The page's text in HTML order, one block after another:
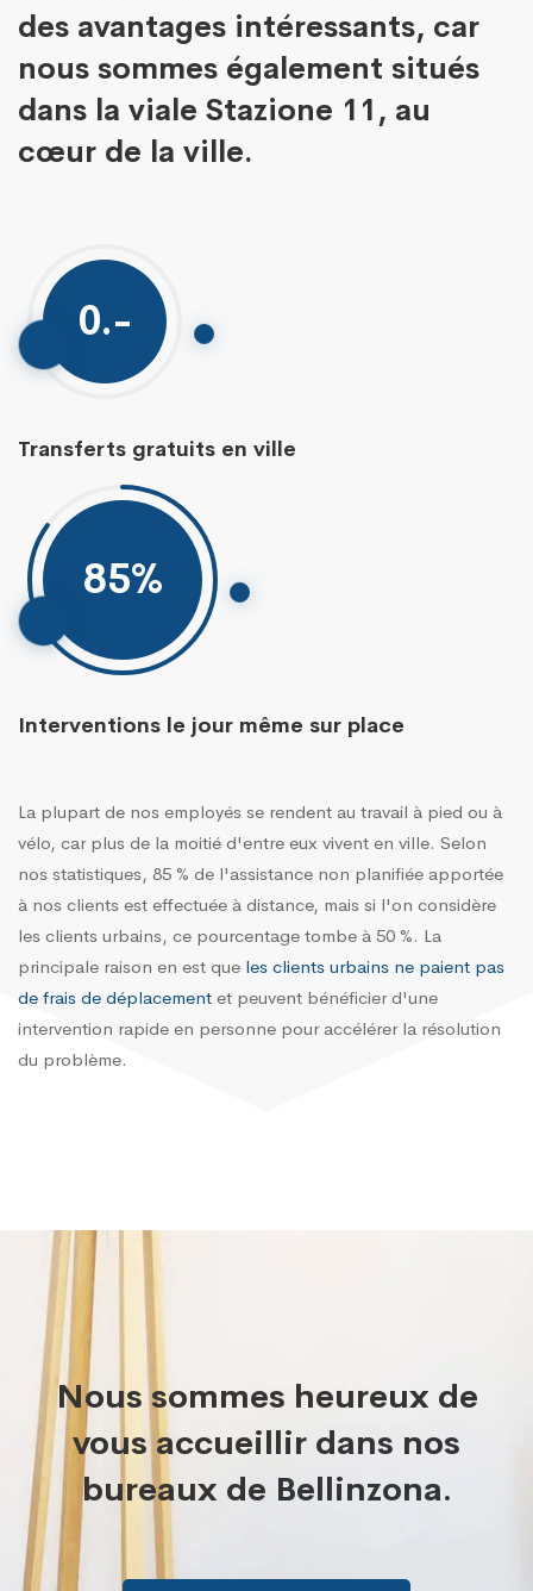
des avantages intéressants, car
nous sommes également situés
dans la viale Stazione 11, au
cœur de la ville.
0.-
Transferts gratuits en ville
85%
Interventions le jour même sur place
La plupart de nos employés se rendent au travail à pied ou à
vélo, car plus de la moitié d'entre eux vivent en ville. Selon
nos statistiques, 85 % de l'assistance non planifiée apportée
à nos clients est effectuée à distance, mais si l'on considère
les clients urbains, ce pourcentage tombe à 50 %. La
principale raison en est que les clients urbains ne paient pas
de frais de déplacement et peuvent bénéficier d'une
intervention rapide en personne pour accélérer la résolution
du problème.
Nous sommes heureux de
vous accueillir dans nos
bureaux de Bellinzona.